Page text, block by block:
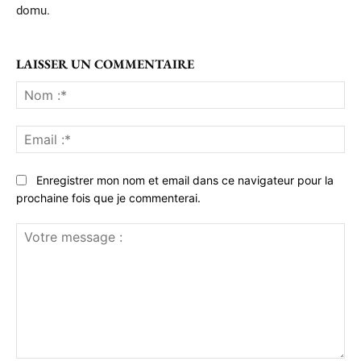
domu.
LAISSER UN COMMENTAIRE
:*
:*
Enregistrer mon nom et email dans ce navigateur pour la
prochaine fois que je commenterai.